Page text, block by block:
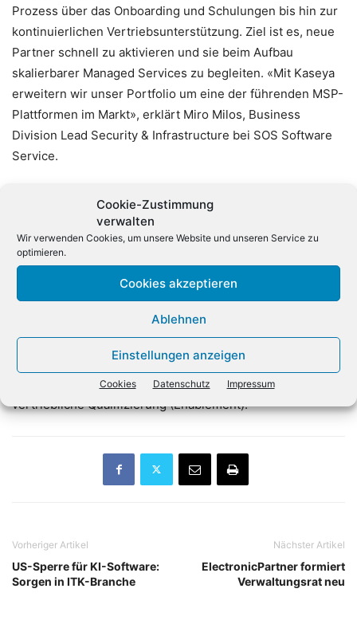
Cookie-Zustimmung
verwalten
Wir verwenden Cookies, um unsere Website und unseren Service zu
optimieren.
Cookies akzeptieren
Ablehnen
Einstellungen anzeigen
Cookies Datenschutz Impressum
Prozess über das Onboarding und Schulungen bis hin zur
kontinuierlichen Vertriebsunterstützung. Ziel ist es, neue
Partner schnell zu aktivieren und sie beim Aufbau
skalierbarer Managed Services zu beglei­ten. «Mit Kaseya
erweitern wir unser Portfolio um eine der führenden MSP-
Plattformen im Markt», erklärt Miro Milos, Business
Division Lead Security & Infrastructure bei SOS Software
Service.
Fokus auf den deutschen Markt
Für Kaseya stellt der DACH-Raum einen der zentralen
globalen Wachstumsmärkte dar. Das Unternehmen
investiert eigenen Angaben zufolge weiterhin in den
Standort München und setzt parallel auf den Ausbau der
lokalen Go-to-Market-Strategie durch spezialisierte
Partner. In den kommenden Monaten konzentrieren sich
beide Unternehmen primär auf die Akquise neuer
Vertriebspartner sowie deren technische und
vertriebliche Qualifizierung (Enablement).
Vorheriger Artikel
US-Sperre für KI-Software:
Sorgen in ITK-Branche
Nächster Artikel
ElectronicPartner formiert
Verwaltungsrat neu